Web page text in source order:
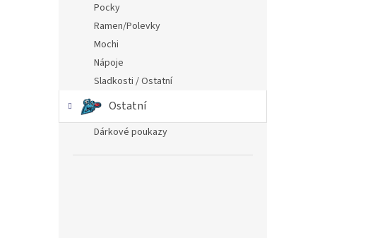
Pocky
Ramen/Polevky
Mochi
Nápoje
Sladkosti / Ostatní
Ostatní
Dárkové poukazy